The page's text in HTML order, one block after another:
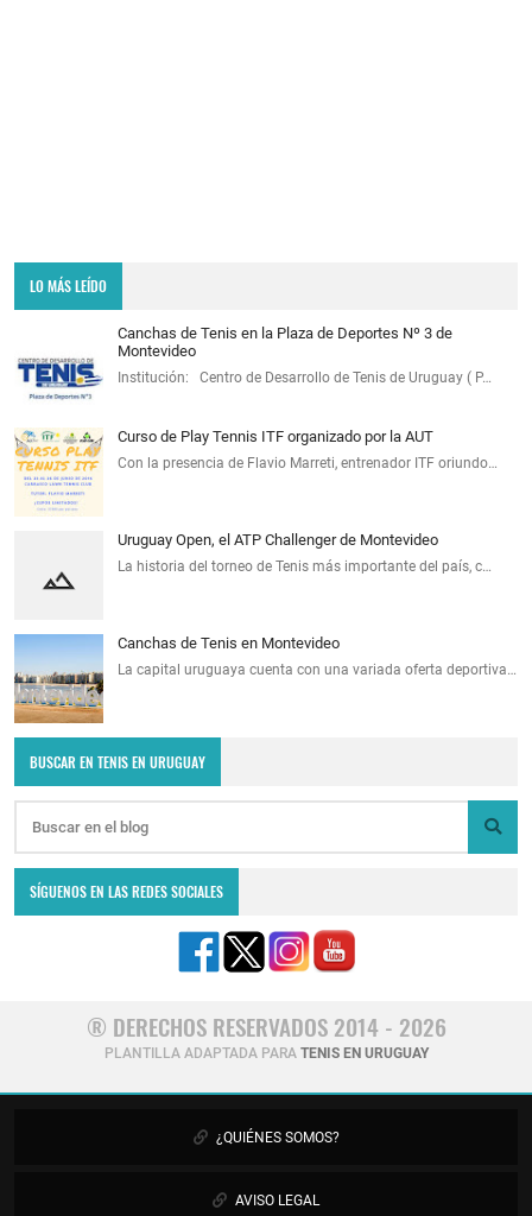
LO MÁS LEÍDO
Canchas de Tenis en la Plaza de Deportes Nº 3 de
Montevideo
Institución: Centro de Desarrollo de Tenis de Uruguay ( P…
Curso de Play Tennis ITF organizado por la AUT
Con la presencia de Flavio Marreti, entrenador ITF oriundo…
Uruguay Open, el ATP Challenger de Montevideo
La historia del torneo de Tenis más importante del país, c…
Canchas de Tenis en Montevideo
La capital uruguaya cuenta con una variada oferta deportiva…
BUSCAR EN TENIS EN URUGUAY
SÍGUENOS EN LAS REDES SOCIALES
® DERECHOS RESERVADOS 2014 - 2026
PLANTILLA ADAPTADA PARA TENIS EN URUGUAY
¿QUIÉNES SOMOS?
AVISO LEGAL